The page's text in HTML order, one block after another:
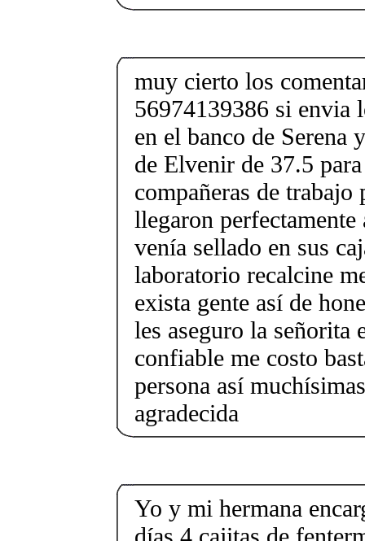
muy cierto los
56974139386 si envia
en el banco de Serena
de Elvenir de 37.5
compañeras de trabajo
llegaron
venía sellado en sus
laboratorio recalcine
exista gente así de
les aseguro la señorita
confiable me costo
persona así
agradecida
Yo y mi hermana
días 4 cajitas de